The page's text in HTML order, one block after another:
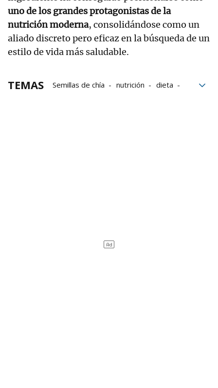
uno de los grandes protagonistas de la
nutrición moderna, consolidándose como un
aliado discreto pero eficaz en la búsqueda de un
estilo de vida más saludable.
TEMAS Semillas de chía nutrición
dieta